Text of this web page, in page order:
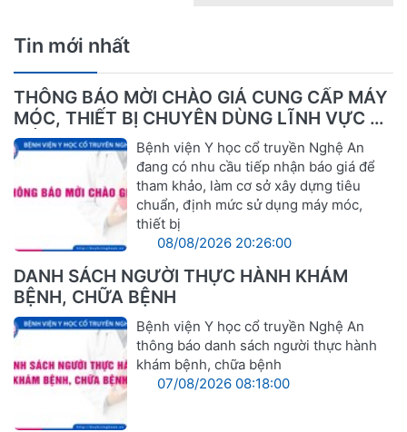
Tin mới nhất
THÔNG BÁO MỜI CHÀO GIÁ CUNG CẤP MÁY
MÓC, THIẾT BỊ CHUYÊN DÙNG LĨNH VỰC Y
TẾ
Bệnh viện Y học cổ truyền Nghệ An
đang có nhu cầu tiếp nhận báo giá để
tham khảo, làm cơ sở xây dựng tiêu
chuẩn, định mức sử dụng máy móc,
thiết bị
08/08/2026 20:26:00
DANH SÁCH NGƯỜI THỰC HÀNH KHÁM
BỆNH, CHỮA BỆNH
Bệnh viện Y học cổ truyền Nghệ An
thông báo danh sách người thực hành
khám bệnh, chữa bệnh
07/08/2026 08:18:00